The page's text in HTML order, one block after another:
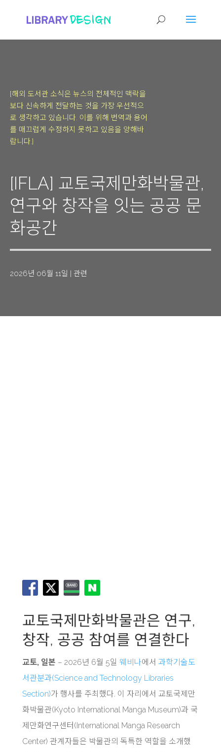
[해외 도서관 소식은 뉴스의 전체적인 맥락을
보다 신속하게 전달하는 것을 가장 우선적으
로 생각하고 있습니다. 이를 위해 번역과 용어
를 매끄럽게 수정하지 못하고 있음을 양해바
랍니다.]
[IFLA] 교토국제만화박물관,
연구와 창작을 잇는 공공 문
화공간
2026년 06월 11일 | 관련
교토국제만화박물관은 연구,
창작, 공공 참여를 연결한다
교토, 일본 – 2026년 6월 5일 웨비나에서 과학기술도
서관분과(Science and Technology Libraries
Section)가 행사를 주최했다. 이 자리에서 교토국제만
화박물관(Kyoto International Manga Museum)과 국
제만화연구센터(International Manga Research
Center) 관계자들은 박물관의 독특한 역할을 소개했